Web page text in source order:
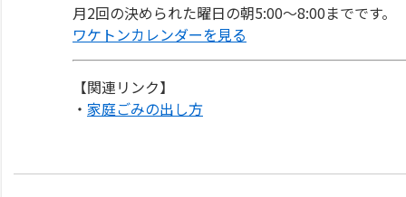
月2回の決められた曜日の朝5:00～8:00までです。
ワケトンカレンダーを見る
【関連リンク】
・ 家庭ごみの出し方